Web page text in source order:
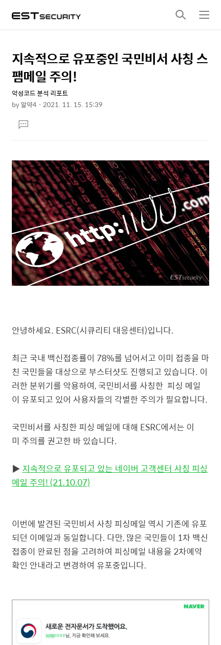
검
색
메
뉴
상
세
컨
텐
본
문
제
목
지속적으로 유포중인 국민비서 사칭 스
팸메일 주의!
악성코드 분석 리포트
by알약4 2021. 11. 15. 15:39
문댓
글
안녕하세요. ESRC(시큐리티 대응센터)입니다.
최근 국내 백신접종률이 78%를 넘어서고 이미 접종을 마
친 국민들을 대상으로 부스터샷도 진행되고 있습니다. 이
러한 분위기를 악용하여, 국민비서를 사칭한 피싱 메일
이 유포되고 있어 사용자들의 각별한 주의가 필요합니다.
국민비서를 사칭한 피싱 메일에 대해 ESRC에서는 이
미 주의를 권고한 바 있습니다.
▶ 지속적으로 유포되고 있는 네이버 고객센터 사칭 피싱
메일 주의! (21.10.07)
이번에 발견된 국민비서 사칭 피싱메일 역시 기존에 유포
되던 이메일과 동일합니다. 다만, 많은 국민들이 1차 백신
접종이 완료된 점을 고려하여 피싱메일 내용을 2차예약
확인 안내라고 변경하여 유포중입니다.